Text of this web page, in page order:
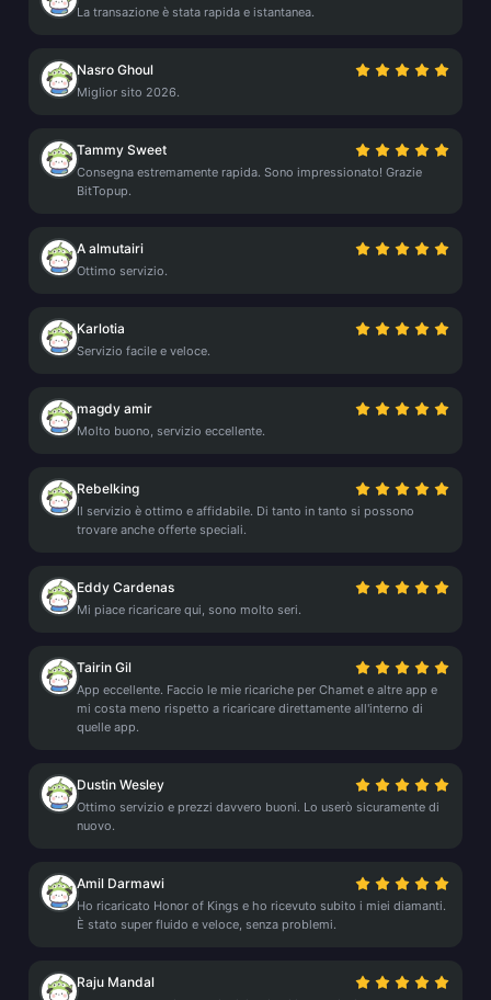
La transazione è stata rapida e istantanea.
Nasro Ghoul
Miglior sito 2026.
Tammy Sweet
Consegna estremamente rapida. Sono impressionato! Grazie
BitTopup.
A almutairi
Ottimo servizio.
Karlotia
Servizio facile e veloce.
magdy amir
Molto buono, servizio eccellente.
Rebelking
Il servizio è ottimo e affidabile. Di tanto in tanto si possono
trovare anche offerte speciali.
Eddy Cardenas
Mi piace ricaricare qui, sono molto seri.
Tairin Gil
App eccellente. Faccio le mie ricariche per Chamet e altre app e
mi costa meno rispetto a ricaricare direttamente all'interno di
quelle app.
Dustin Wesley
Ottimo servizio e prezzi davvero buoni. Lo userò sicuramente di
nuovo.
Amil Darmawi
Ho ricaricato Honor of Kings e ho ricevuto subito i miei diamanti.
È stato super fluido e veloce, senza problemi.
Raju Mandal